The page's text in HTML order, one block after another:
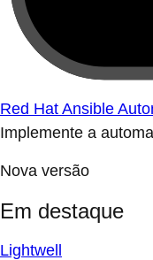
Red Hat Ansible
Implemente a
Nova versão
Em destaque
Lightwell